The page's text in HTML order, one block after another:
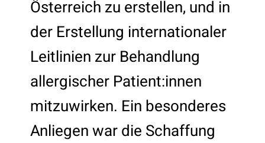
Österreich zu erstellen, und in
der Erstellung internationaler
Leitlinien zur Behandlung
allergischer Patient:innen
mitzuwirken. Ein besonderes
Anliegen war die Schaffung